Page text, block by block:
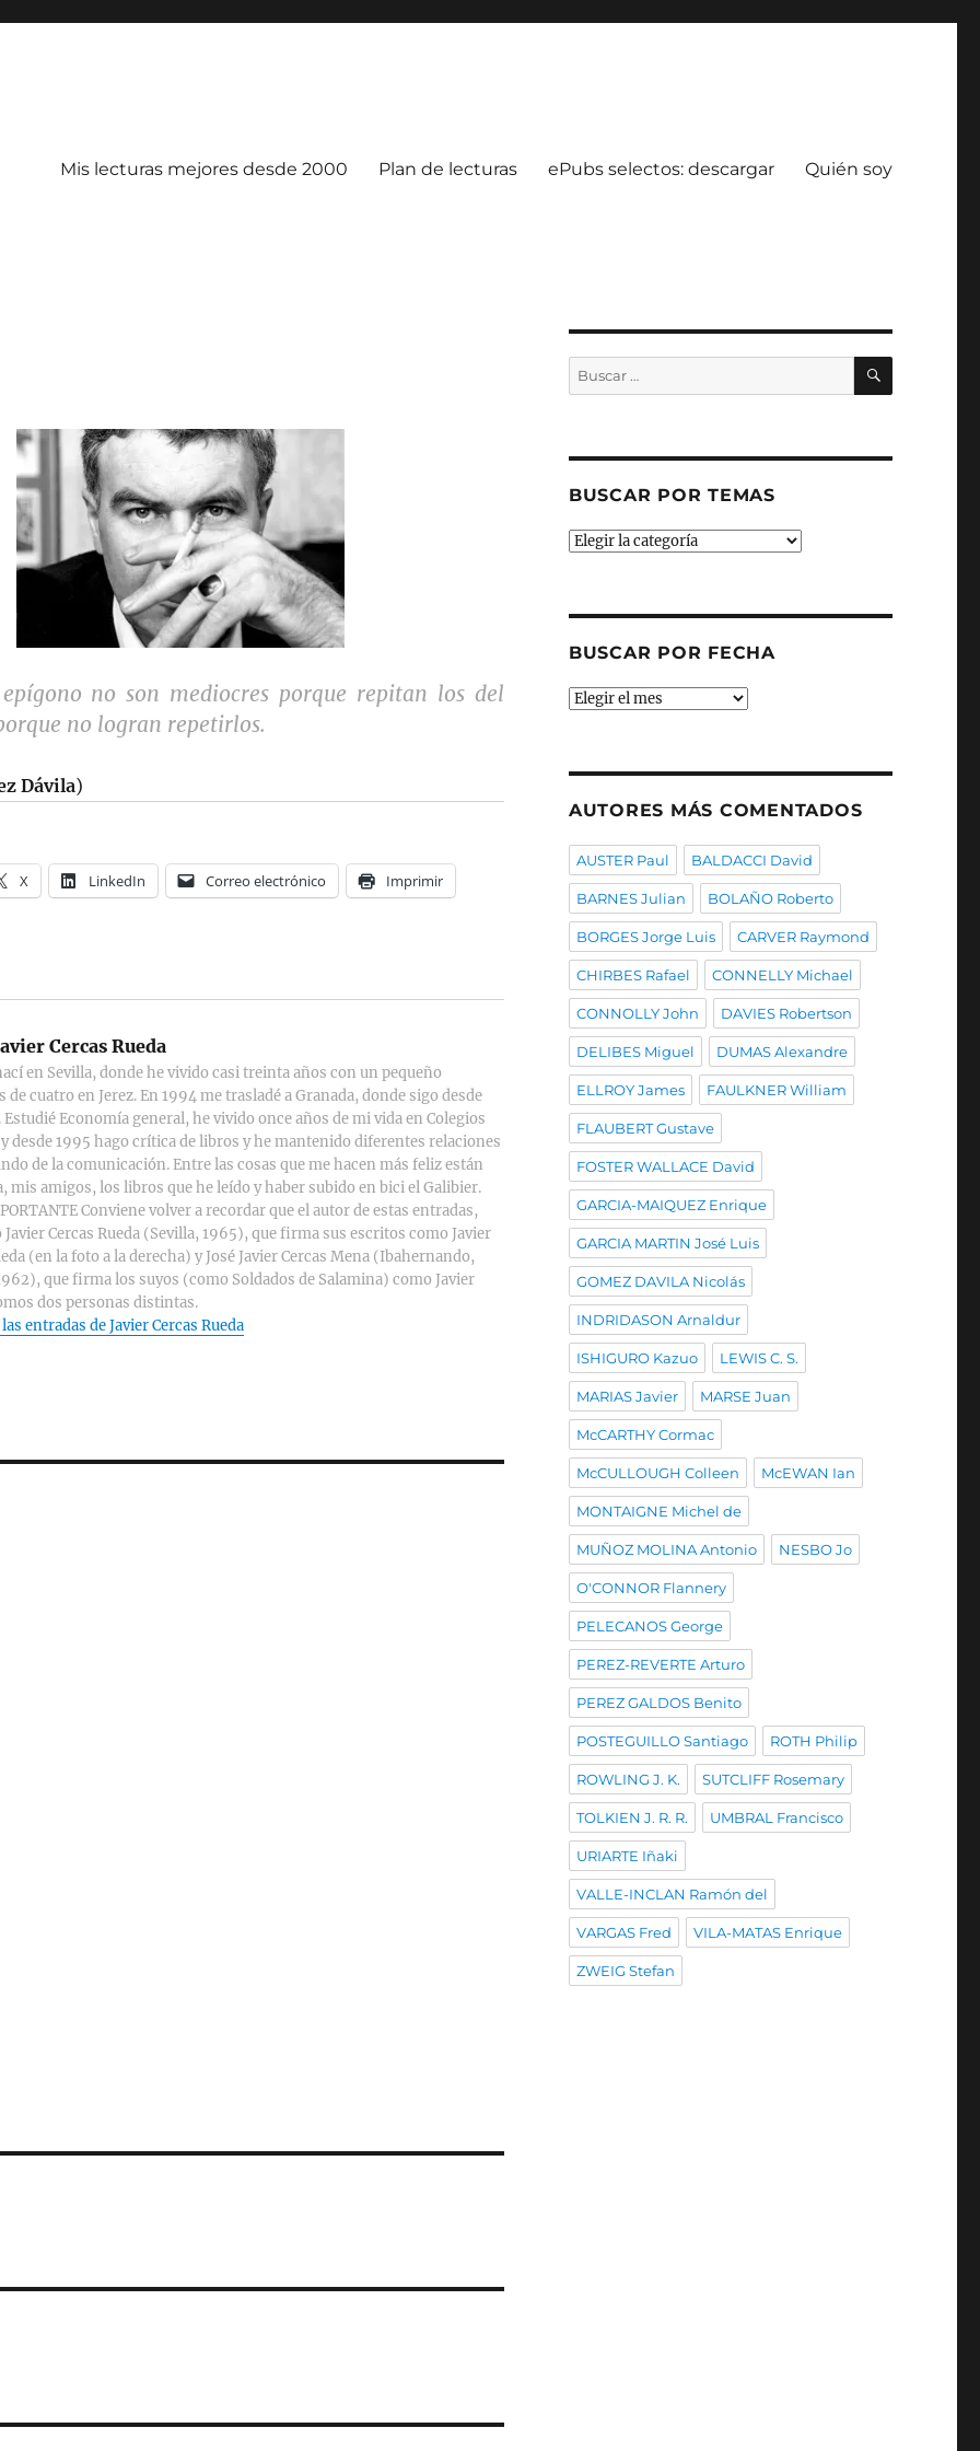
Mis lecturas mejores desde 2000 Plan de lecturas ePubs selectos: descargar Quién soy
no son mediocres porque repitan los del
no logran repetirlos.
Dávila)
X LinkedIn Correo electrónico Imprimir
Cercas Rueda
en Sevilla, donde he vivido casi treinta años con un pequeño
de cuatro en Jerez. En 1994 me trasladé a Granada, donde sigo desde
Economía general, he vivido once años de mi vida en Colegios
desde 1995 hago crítica de libros y he mantenido diferentes relaciones
de la comunicación. Entre las cosas que me hacen más feliz están
mis amigos, los libros que he leído y haber subido en bici el Galibier.
Conviene volver a recordar que el autor de estas entradas,
Cercas Rueda (Sevilla, 1965), que firma sus escritos como Javier
(en la foto a la derecha) y José Javier Cercas Mena (Ibahernando,
que firma los suyos (como Soldados de Salamina) como Javier
dos personas distintas.
entradas de Javier Cercas Rueda
Buscar
por:
BUSCAR
BUSCAR POR TEMAS
Buscar
BUSCAR POR FECHA
Buscar
AUTORES MÁS COMENTADOS
AUSTER Paul BALDACCI David
BARNES Julian BOLAÑO Roberto
BORGES Jorge Luis CARVER Raymond
CHIRBES Rafael CONNELLY Michael
CONNOLLY John DAVIES Robertson
DELIBES Miguel DUMAS Alexandre
ELLROY James FAULKNER William
FLAUBERT Gustave
FOSTER WALLACE David
GARCIA-MAIQUEZ Enrique
GARCIA MARTIN José Luis
GOMEZ DAVILA Nicolás
INDRIDASON Arnaldur
ISHIGURO Kazuo LEWIS C. S.
MARIAS Javier MARSE Juan
McCARTHY Cormac
McCULLOUGH Colleen McEWAN Ian
MONTAIGNE Michel de
MUÑOZ MOLINA Antonio NESBO Jo
O'CONNOR Flannery
PELECANOS George
PEREZ-REVERTE Arturo
PEREZ GALDOS Benito
POSTEGUILLO Santiago ROTH Philip
ROWLING J. K. SUTCLIFF Rosemary
TOLKIEN J. R. R. UMBRAL Francisco
URIARTE Iñaki
VALLE-INCLAN Ramón del
VARGAS Fred VILA-MATAS Enrique
ZWEIG Stefan